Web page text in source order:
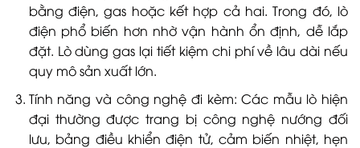
bằng điện, gas hoặc kết hợp cả hai. Trong đó, lò
điện phổ biến hơn nhờ vận hành ổn định, dễ lắp
đặt. Lò dùng gas lại tiết kiệm chi phí về lâu dài nếu
quy mô sản xuất lớn.
Tính năng và công nghệ đi kèm: Các mẫu lò hiện
đại thường được trang bị công nghệ nướng đối
lưu, bảng điều khiển điện tử, cảm biến nhiệt, hẹn